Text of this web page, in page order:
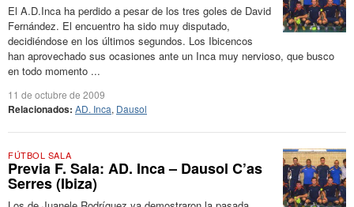
El A.D.Inca ha perdido a pesar de los tres goles de David
Fernández. El encuentro ha sido muy disputado,
decidiéndose en los últimos segundos. Los Ibicencos
han aprovechado sus ocasiones ante un Inca muy nervioso, que busco
en todo momento ...
11 de octubre de 2009
Relacionados: AD. Inca, Dausol
FÚTBOL SALA
Previa F. Sala: AD. Inca – Dausol C’as
Serres (Ibiza)